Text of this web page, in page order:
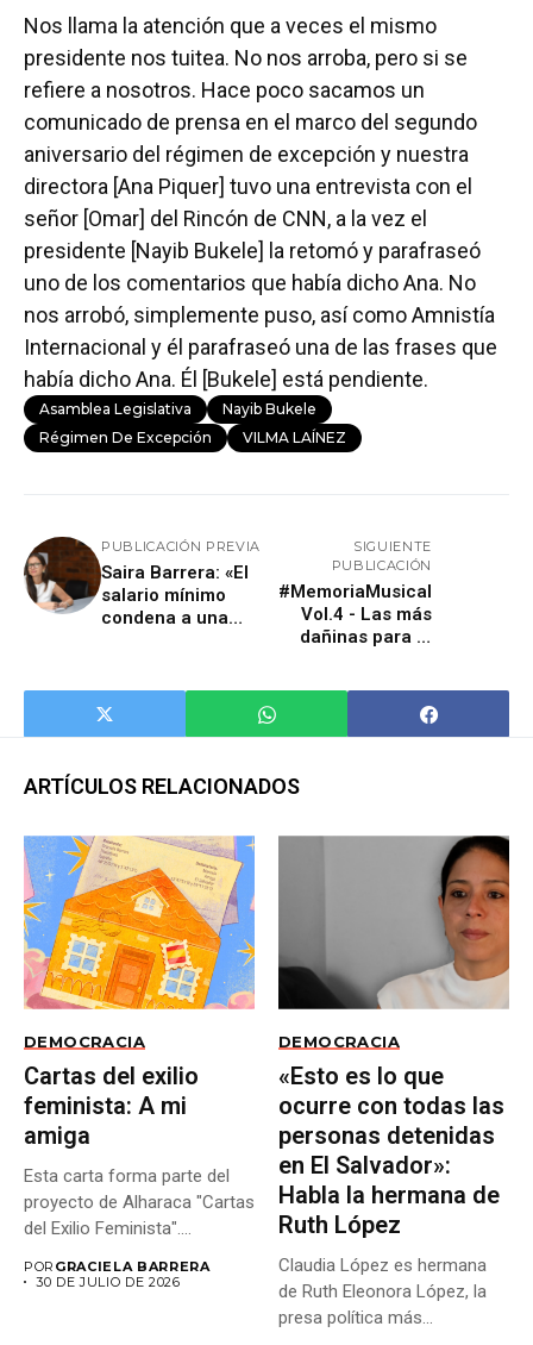
Nos llama la atención que a veces el mismo
presidente nos tuitea. No nos arroba, pero si se
refiere a nosotros. Hace poco sacamos un
comunicado de prensa en el marco del segundo
aniversario del régimen de excepción y nuestra
directora [Ana Piquer] tuvo una entrevista con el
señor [Omar] del Rincón de CNN, a la vez el
presidente [Nayib Bukele] la retomó y parafraseó
uno de los comentarios que había dicho Ana. No
nos arrobó, simplemente puso, así como Amnistía
Internacional y él parafraseó una de las frases que
había dicho Ana. Él [Bukele] está pendiente.
Asamblea Legislativa
Nayib Bukele
Régimen De Excepción
VILMA LAÍNEZ
PUBLICACIÓN PREVIA
Saira Barrera: «El
salario mínimo
condena a una
pobreza relativa»
SIGUIENTE
PUBLICACIÓN
#MemoriaMusical
Vol.4 - Las más
dañinas para la
ARTÍCULOS RELACIONADOS
DEMOCRACIA
Cartas del exilio
feminista: A mi
amiga
Esta carta forma parte del
proyecto de Alharaca "Cartas
del Exilio Feminista"....
POR GRACIELA BARRERA
30 DE JULIO DE 2026
DEMOCRACIA
«Esto es lo que
ocurre con todas las
personas detenidas
en El Salvador»:
Habla la hermana de
Ruth López
Claudia López es hermana
de Ruth Eleonora López, la
presa política más...